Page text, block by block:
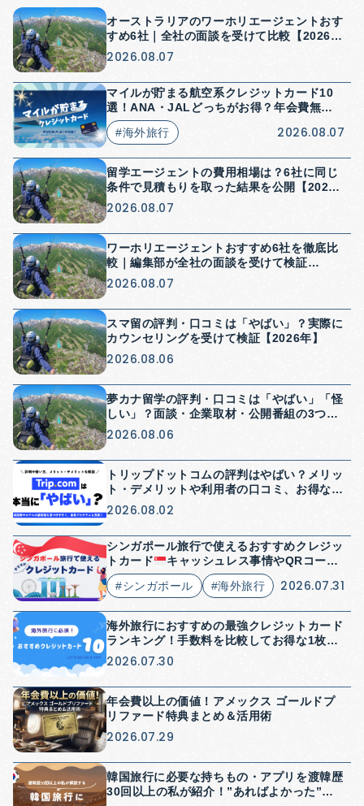
オーストラリアのワーホリエージェントおす
すめ6社｜全社の面談を受けて比較【2026
年】
2026.08.07
マイルが貯まる航空系クレジットカード10
選！ANA・JALどっちがお得？年会費無料
はある？
#海外旅行
2026.08.07
留学エージェントの費用相場は？6社に同じ
条件で見積もりを取った結果を公開【2026
年】
2026.08.07
ワーホリエージェントおすすめ6社を徹底比
較｜編集部が全社の面談を受けて検証
【2026年】
2026.08.07
スマ留の評判・口コミは「やばい」？実際に
カウンセリングを受けて検証【2026年】
2026.08.06
夢カナ留学の評判・口コミは「やばい」「怪
しい」？面談・企業取材・公開番組の3つか
ら検証【2026年】
2026.08.06
トリップドットコムの評判はやばい？メリッ
ト・デメリットや利用者の口コミ、お得な使
い方を解説
2026.08.02
シンガポール旅行で使えるおすすめクレジッ
トカード
キャッシュレス事情やQRコード
決済についても解説
#シンガポール
#海外旅行 2026.07.31
海外旅行におすすめの最強クレジットカード
ランキング！手数料を比較してお得な1枚を
紹介
2026.07.30
年会費以上の価値！アメックス ゴールドプ
リファード特典まとめ＆活用術
2026.07.29
韓国旅行に必要な持ちもの・アプリを渡韓歴
30回以上の私が紹介！”あればよかった”を